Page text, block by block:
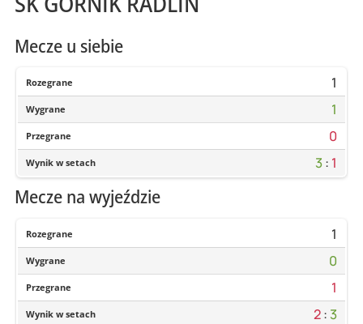
Mecze u siebie
Rozegrane 1
Wygrane 1
Przegrane 0
Wynik w setach 3: 1
Mecze na wyjeździe
Rozegrane 1
Wygrane 0
Przegrane 1
Wynik w setach 2: 3